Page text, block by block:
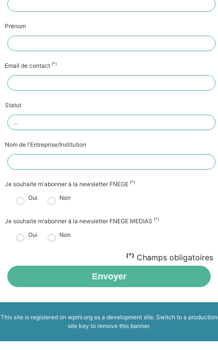
Prénom
Email de contact (*)
Statut
Nom de l'Entreprise/Institution
Je souhaite m'abonner à la newsletter FNEGE (*)
Oui Non
Je souhaite m'abonner à la newsletter FNEGE MEDIAS (*)
Oui Non
(*) Champs obligatoires
Envoyer
This site is registered on wpml.org as a development site. Switch to a production
site key to remove this banner.